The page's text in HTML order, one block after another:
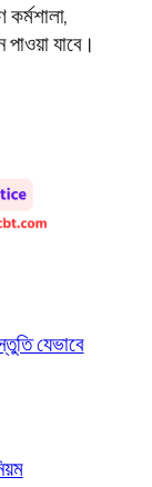
কর্মশালা,
পাওয়া যাবে।
যেভাবে